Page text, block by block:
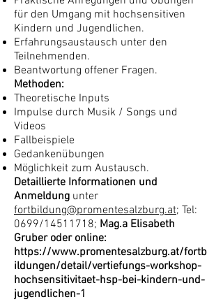
für den Umgang mit hochsensitiven
Kindern und Jugendlichen.
Erfahrungsaustausch unter den
Teilnehmenden.
Beantwortung offener Fragen.
Methoden:
Theoretische Inputs
Impulse durch Musik / Songs und
Videos
Fallbeispiele
Gedankenübungen
Möglichkeit zum Austausch.
Detaillierte Informationen und
Anmeldung unter
fortbildung@promentesalzburg.at; Tel:
0699/14511718; Mag.a Elisabeth
Gruber oder online:
https://www.promentesalzburg.at/fortb
ildungen/detail/vertiefungs-workshop-
hochsensitivitaet-hsp-bei-kindern-und-
jugendlichen-1